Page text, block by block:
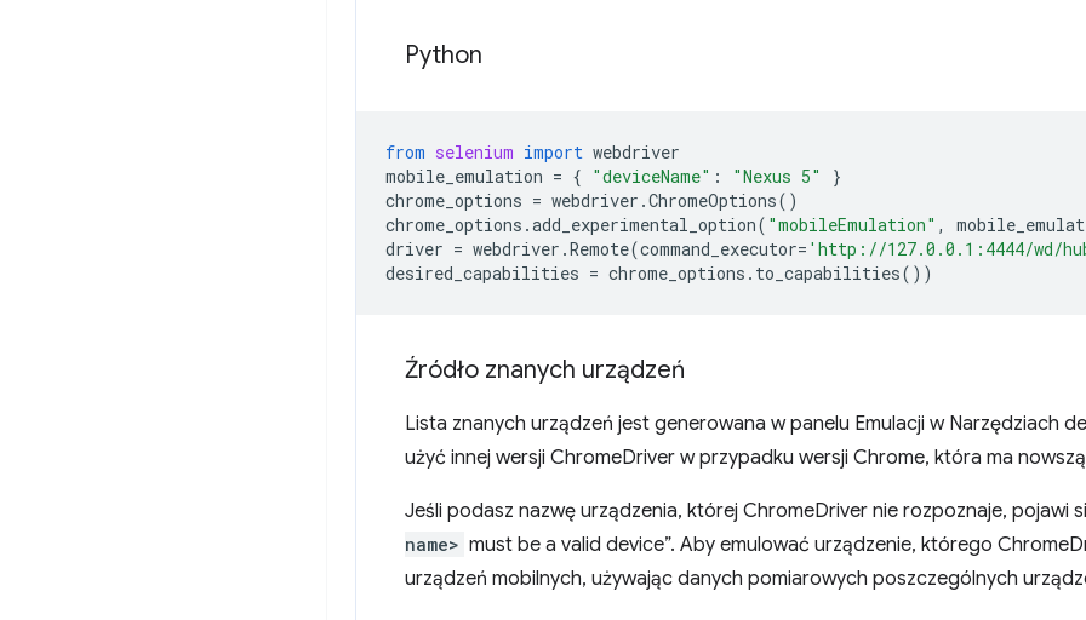
Python
from selenium import webdriver
mobile_emulation = { "deviceName" : "Nexus 5"
}
chrome_options = webdriver .ChromeOptions()
chrome_options .add_experimental_option( "mobileEmulation" ,
driver = webdriver .Remote(command_executor= 'http://127.0.0.1:4444/wd/
desired_capabilities = chrome_options . to_capabilities())
Źródło znanych urządzeń
Lista znanych urządzeń jest generowana w panelu Emulacji w Narzędziach
użyć innej wersji ChromeDriver w przypadku wersji Chrome, która ma
Jeśli podasz nazwę urządzenia, której ChromeDriver nie rozpoznaje, pojawi
name> must be a valid device”. Aby emulować urządzenie, którego
urządzeń mobilnych, używając danych pomiarowych poszczególnych